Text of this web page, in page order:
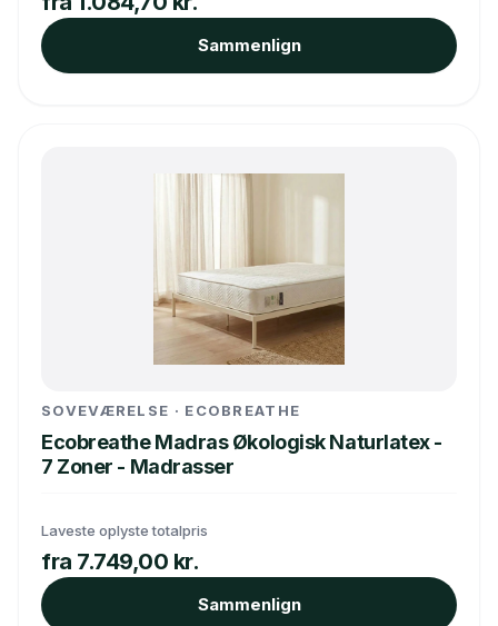
Sammenlign
SOVEVÆRELSE · ECOBREATHE
Ecobreathe Madras Økologisk Naturlatex -
7 Zoner - Madrasser
Laveste oplyste totalpris
fra 7.749,00 kr.
Sammenlign